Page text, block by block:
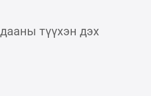
түүхэн дэх